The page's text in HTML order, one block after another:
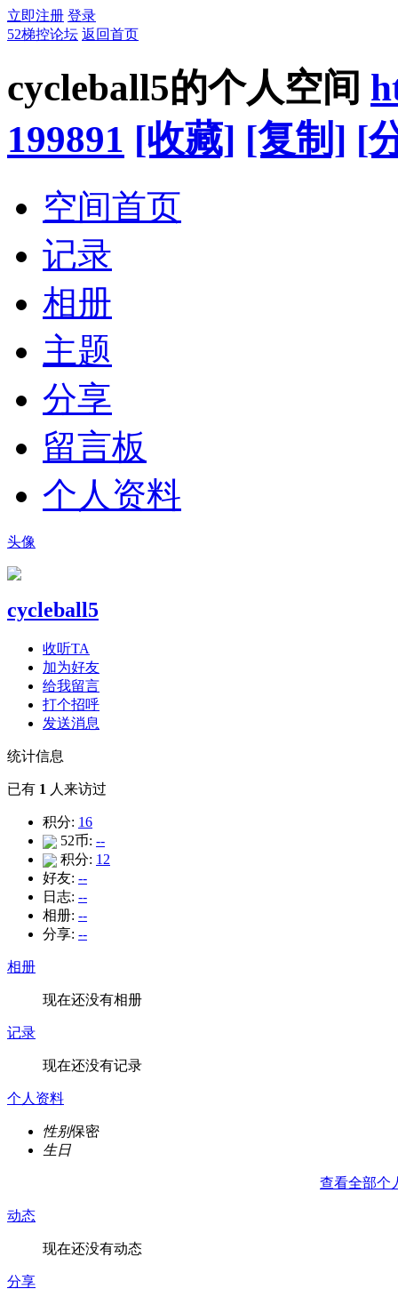
立即注册 登录
52梯控论坛 返回首页
cycleball5的个人空间
199891 [收藏] [复制] [
空间首页
记录
相册
主题
分享
留言板
个人资料
头像
cycleball5
收听TA
加为好友
给我留言
打个招呼
发送消息
统计信息
已有 1 人来访过
积分: 16
52币: --
积分: 12
好友: --
日志: --
相册: --
分享: --
相册
现在还没有相册
记录
现在还没有记录
个人资料
性别保密
生日
查看全部个
动态
现在还没有动态
分享